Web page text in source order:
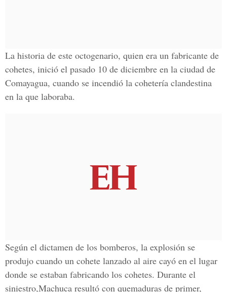
La historia de este octogenario, quien era un fabricante de
cohetes, inició el pasado 10 de diciembre en la ciudad de
Comayagua, cuando se incendió la cohetería clandestina
en la que laboraba.
Según el dictamen de los bomberos, la explosión se
produjo cuando un cohete lanzado al aire cayó en el lugar
donde se estaban fabricando los cohetes. Durante el
siniestro,Machuca resultó con quemaduras de primer,